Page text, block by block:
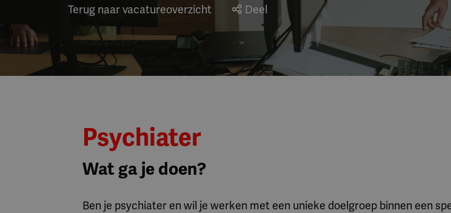
Terug naar vacatureoverzicht Deel
Psychiater
Wat ga je doen?
Ben je psychiater en wil je werken met een unieke doelgroep binnen een